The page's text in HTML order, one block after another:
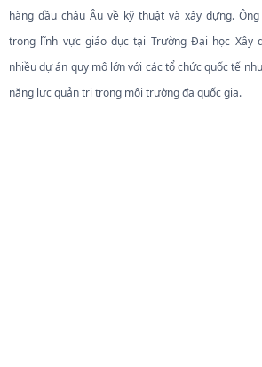
hàng đầu châu Âu về kỹ thuật và xây dựng.
trong lĩnh vực giáo dục tại Trường Đại học Xây
nhiều dự án quy mô lớn với các tổ chức quốc tế
năng lực quản trị trong môi trường đa quốc gia.